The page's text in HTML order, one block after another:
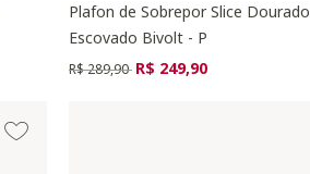
Plafon de Sobrepor Slice Dourado
Escovado Bivolt - P
Preço reduzido de
R$ 289,90 para
R$ 249,90